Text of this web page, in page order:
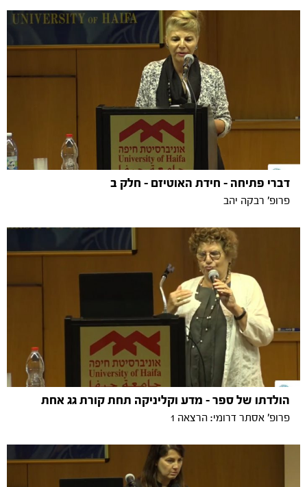
דברי פתיחה - חידת האוטיזם - חלק ב
פרופ' רבקה יהב
הולדתו של ספר - מדע וקליניקה תחת קורת גג אחת
פרופ' אסתר דרומי: הרצאה 1